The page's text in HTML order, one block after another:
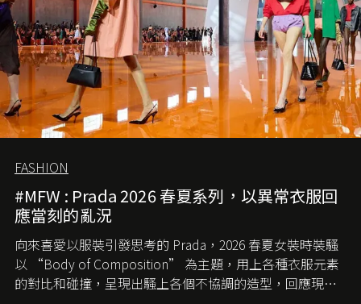
FASHION
#MFW : Prada 2026 春夏系列，以異常衣服回
應當刻的亂況
向來喜愛以服裝引發思考的 Prada，2026 春夏女裝時裝騷
以 “Body of Composition” 為主題，用上各種衣服元素
的對比和碰撞，呈現出騷上各個不協調的造型，回應現今